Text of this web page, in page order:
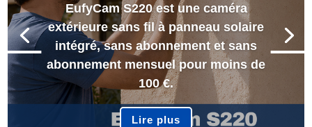
EufyCam S220 est une caméra
extérieure sans fil à panneau solaire
intégré, sans abonnement et sans
abonnement mensuel pour moins de
100 €.
Lire plus